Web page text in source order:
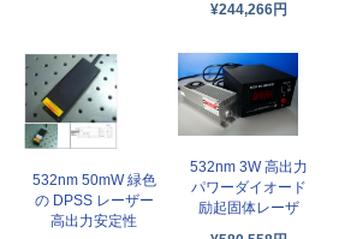
¥244,266円
532nm 50mW 緑色
の DPSS レーザー
高出力安定性
532nm 3W 高出力
パワーダイオード
励起固体レーザ